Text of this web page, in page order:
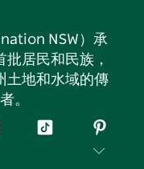
NSW）承
居民和民族，
土地和水域的傳
。
抖